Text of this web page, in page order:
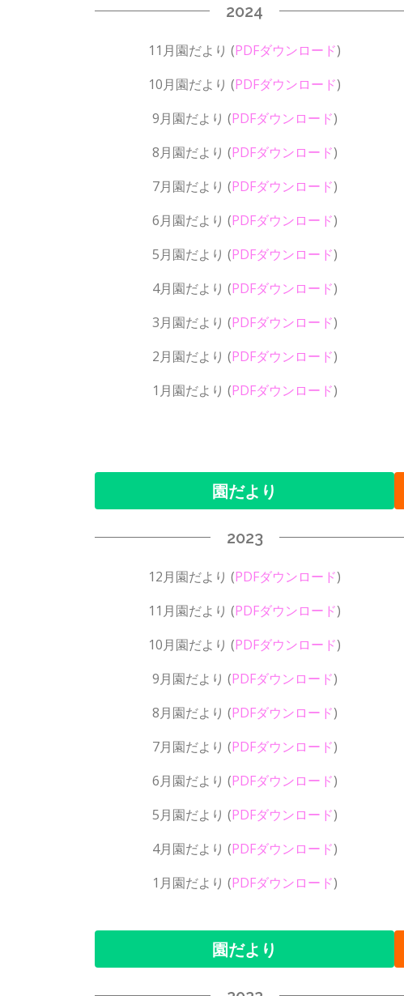
2024
11月園だより (PDFダウンロード)
10月園だより (PDFダウンロード)
9月園だより (PDFダウンロード)
8月園だより (PDFダウンロード)
7月園だより (PDFダウンロード)
6月園だより (PDFダウンロード)
5月園だより (PDFダウンロード)
4月園だより (PDFダウンロード)
3月園だより (PDFダウンロード)
2月園だより (PDFダウンロード)
1月園だより (PDFダウンロード)
園だより
2023
12月園だより (PDFダウンロード)
11月園だより (PDFダウンロード)
10月園だより (PDFダウンロード)
9月園だより (PDFダウンロード)
8月園だより (PDFダウンロード)
7月園だより (PDFダウンロード)
6月園だより (PDFダウンロード)
5月園だより (PDFダウンロード)
4月園だより (PDFダウンロード)
1月園だより (PDFダウンロード)
園だより